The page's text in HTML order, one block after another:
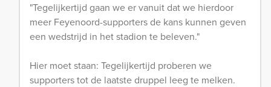
"Tegelijkertijd gaan we er vanuit dat we hierdoor
meer Feyenoord-supporters de kans kunnen geven
een wedstrijd in het stadion te beleven."
Hier moet staan: Tegelijkertijd proberen we
supporters tot de laatste druppel leeg te melken.